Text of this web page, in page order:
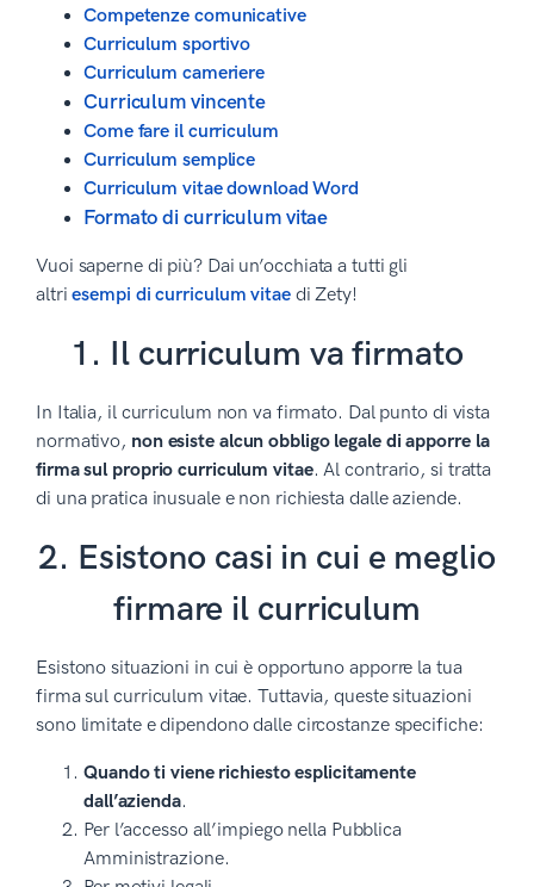
Competenze comunicative
Curriculum sportivo
Curriculum cameriere
Curriculum vincente
Come fare il curriculum
Curriculum semplice
Curriculum vitae download Word
Formato di curriculum vitae
Vuoi saperne di più? Dai un’occhiata a tutti gli
altriesempi di curriculum vitaedi Zety!
1. Il curriculum va firmato
In Italia, il curriculum non va firmato. Dal punto di vista
normativo, non esiste alcun obbligo legale di apporre la
firma sul proprio curriculum vitae. Al contrario, si tratta
di una pratica inusuale e non richiesta dalle aziende.
2. Esistono casi in cui e meglio
firmare il curriculum
Esistono situazioni in cui è opportuno apporre la tua
firma sul curriculum vitae. Tuttavia, queste situazioni
sono limitate e dipendono dalle circostanze specifiche:
Quando ti viene richiesto esplicitamente
dall’azienda.
Per l’accesso all’impiego nella Pubblica
Amministrazione.